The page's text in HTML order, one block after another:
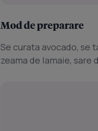
Mod de preparare
Se curata avocado, se
zeama de lamaie, sare